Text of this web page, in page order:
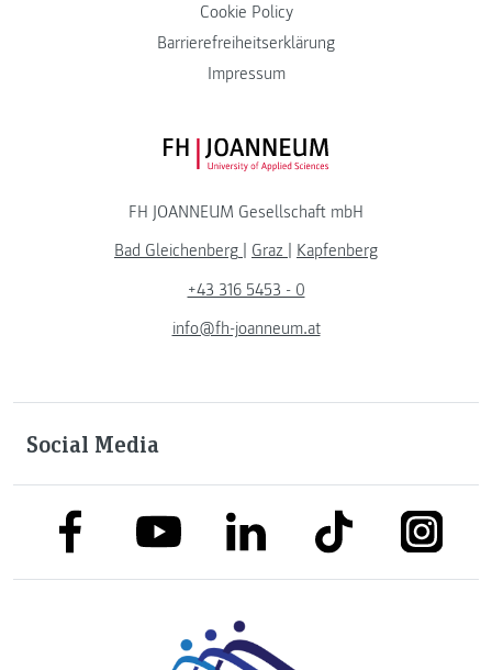
Cookie Policy
Barrierefreiheitserklärung
Impressum
FH JOANNEUM Logo
FH JOANNEUM Gesellschaft mbH
Bad Gleichenberg
Graz
Kapfenberg
+43 316 5453 - 0
info@fh-joanneum.at
Social Media
link to facebooklink to youtubelink to linkedinlink to tiktok